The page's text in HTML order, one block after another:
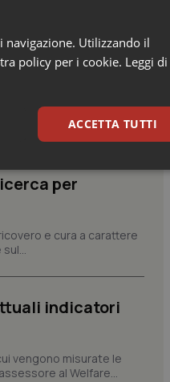
per
e cura a carattere
indicatori
vengono misurate le
al Welfare...
Utilizzando il
policy per i cookie. Leggi di
ACCETTA TUTTI
Marketing
base quali la navigazione sulle pagine
senza questi cookie.
viene utilizzato per memorizzare le